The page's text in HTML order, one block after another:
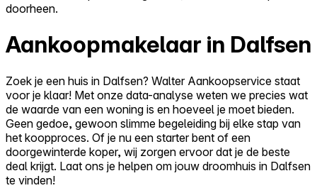
doorheen.
Aankoopmakelaar in Dalfsen
Zoek je een huis in Dalfsen? Walter Aankoopservice staat
voor je klaar! Met onze data-analyse weten we precies wat
de waarde van een woning is en hoeveel je moet bieden.
Geen gedoe, gewoon slimme begeleiding bij elke stap van
het koopproces. Of je nu een starter bent of een
doorgewinterde koper, wij zorgen ervoor dat je de beste
deal krijgt. Laat ons je helpen om jouw droomhuis in Dalfsen
te vinden!